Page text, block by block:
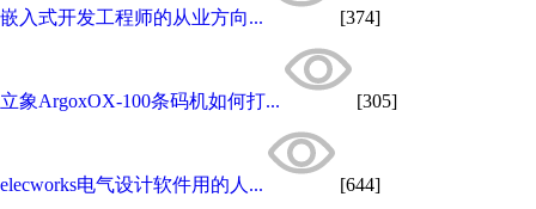
嵌入式开发工程师的从业方向... [374]
立象ArgoxOX-100条码机如何打... [305]
elecworks电气设计软件用的人... [644]